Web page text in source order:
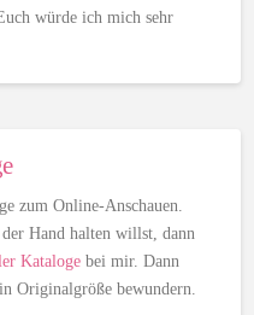
würde ich mich sehr
zum Online-Anschauen.
Hand halten willst, dann
Kataloge bei mir. Dann
Originalgröße bewundern.